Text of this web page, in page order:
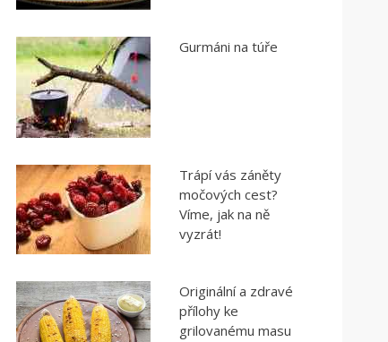
Gurmáni na túře
Trápí vás záněty
močových cest?
Víme, jak na ně
vyzrát!
Originální a zdravé
přílohy ke
grilovanému masu